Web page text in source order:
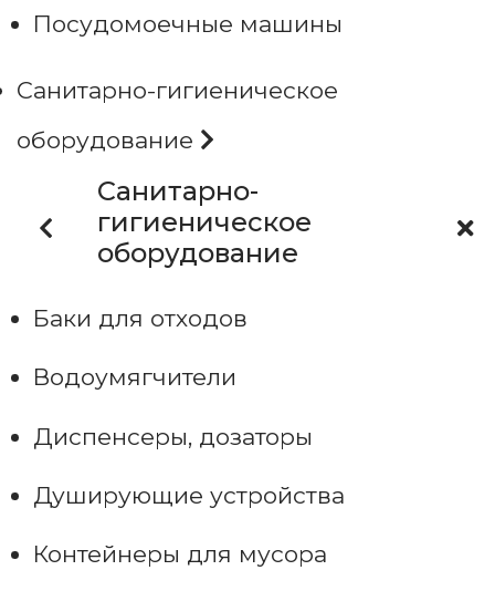
Посудомоечные машины
Санитарно-гигиеническое
оборудование
Санитарно-
гигиеническое
оборудование
Баки для отходов
Водоумягчители
Диспенсеры, дозаторы
Душирующие устройства
Контейнеры для мусора